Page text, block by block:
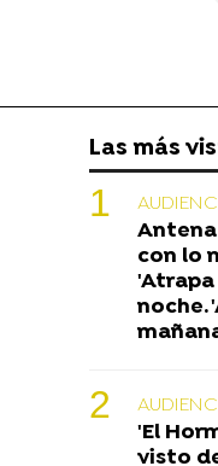
Las más
con lo
'Atrapa
noche.
'El
visto